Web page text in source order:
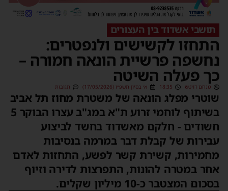
תושבי אשדוד בין העצורים
התחזו לקשישים ולנפטרים:
נחשפה פרשיית הונאה חמורה –
כך פעלה השיטה
מנחם דויטש 18:35 א׳ בסיון תשפ״ו (17/05/2026) תגובות
שוטרי מפלג הונאה של משטרת מחוז תל אביב
בשיתוף לוחמי זרוע ת"א במג"ב עצרו הבוקר 5
חשודים - חלקם מאשדוד בחשד לביצוע
עבירות של קבלת דבר במרמה בנסיבות
מחמירות, קשירת קשר לפשע, התחזות לאדם
אחר במטרה להונות, התפרצות לדירה וזיוף
בסכום המצטבר כ-10 מיליון שקלים.